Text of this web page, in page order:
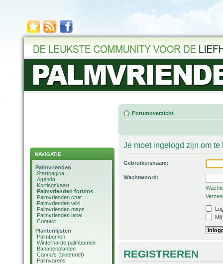
NAVIGATIE
Palmvrienden
Startpagina
Agenda
Kortingskaart
Palmvrienden forums
Palmvrienden chat
Palmvrienden wiki
Palmvrienden maps
Palmvrienden label
Contact
Plantenlijsten
Palmbomen
Winterharde palmbomen
Bananenplanten
Canna's (bloemriet)
Palmvarens
Forumoverzicht
Je moet ingelogd zijn om
Gebruikersnaam:
Wachtwoord:
REGISTREREN